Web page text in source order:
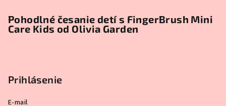
Pohodlné česanie detí s FingerBrush Mini
Care Kids od Olivia Garden
Prihlásenie
E-mail